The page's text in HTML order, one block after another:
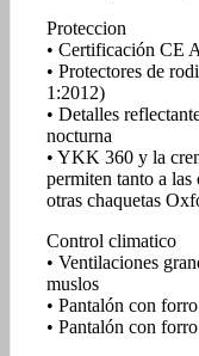
Proteccion
• Certificación CE
• Protectores de
1:2012)
• Detalles
nocturna
• YKK 360 y la
permiten tanto a las
otras chaquetas
Control climatico
• Ventilaciones
muslos
• Pantalón con
• Pantalón con